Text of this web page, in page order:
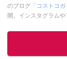
のブログ 「コストコガ
開。インスタグラム